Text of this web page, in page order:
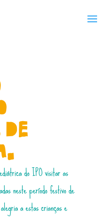
do IPO visitar as
neste período festivo de
a estas crianças e